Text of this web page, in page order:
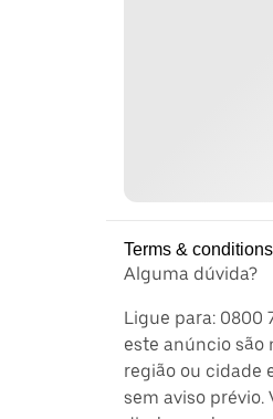
Terms & conditions
Alguma dúvida?
Ligue para: 0800
este anúncio são
região ou cidade
sem aviso